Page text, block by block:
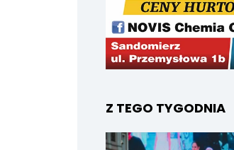
Z TEGO TYGODNIA